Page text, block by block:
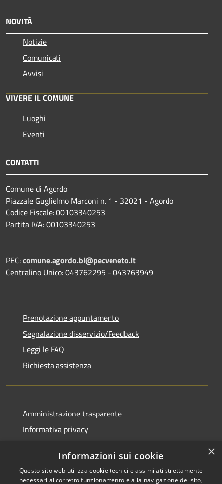
NOVITÀ
Notizie
Comunicati
Avvisi
VIVERE IL COMUNE
Luoghi
Eventi
CONTATTI
Comune di Agordo
Piazzale Guglielmo Marconi n. 1 - 32021 - Agordo
Codice Fiscale: 00103340253
Partita IVA: 00103340253
PEC:comune.agordo.bl@pecveneto.it
Centralino Unico: 043762295 - 043763949
Prenotazione appuntamento
Segnalazione disservizio/Feedback
Leggi le FAQ
Richiesta assistenza
Amministrazione trasparente
Informativa privacy
Dichiarazione di accessibilità
×
Informazioni sui cookie
Questo sito web utilizza cookie tecnici e assimilati strettamente
necessari al corretto funzionamento e alla navigazione del sito,